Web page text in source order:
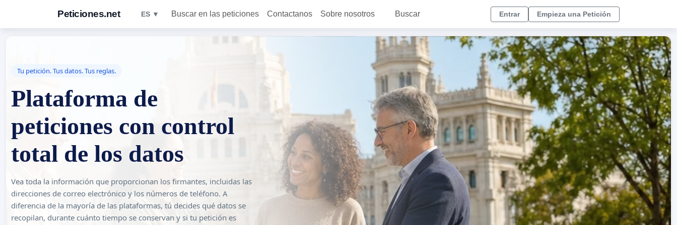
Peticiones.net ES ▼ Buscar en las peticiones Contactanos Sobre nosotros Buscar Entrar Empieza una Petición
Tu petición. Tus datos. Tus reglas.
Plataforma de
peticiones con control
total de los datos
Vea toda la información que proporcionan los firmantes, incluidas las
direcciones de correo electrónico y los números de teléfono. A
diferencia de la mayoría de las plataformas, tú decides qué datos se
recopilan, durante cuánto tiempo se conservan y si tu petición es